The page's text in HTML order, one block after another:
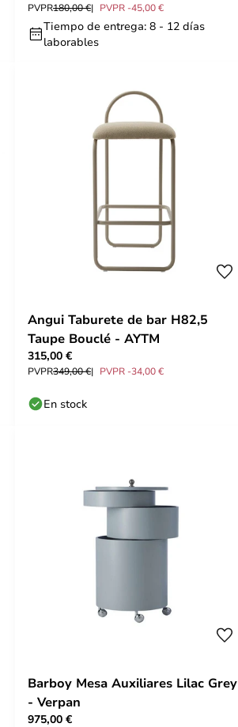
PVPR180,00 € PVPR -45,00 €
Tiempo de entrega: 8 - 12 días
laborables
Angui Taburete de bar H82,5
Taupe Bouclé - AYTM
315,00 €
PVPR349,00 € PVPR -34,00 €
En stock
Barboy Mesa Auxiliares Lilac Grey
- Verpan
975,00 €